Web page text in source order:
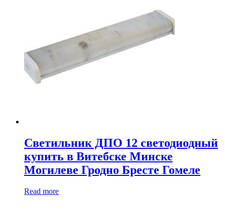
Светильник ДПО 12 светодиодный
купить в Витебске Минске
Могилеве Гродно Бресте Гомеле
Read more